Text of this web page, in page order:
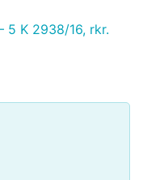
5 K 2938/16, rkr.